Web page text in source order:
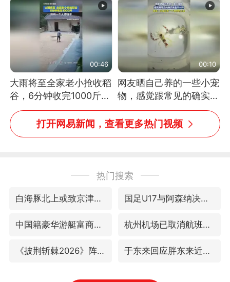
教！
00:46
大雨将至全家老小抢收稻
谷，6分钟收完1000斤，
没有一个人掉链子
00:10
网友晒自己养的一些小宠
物，感觉跟常见的确实有
些不一样
打开网易新闻，查看更多热门视频
热门搜索
白海豚北上或致京津冀暴雨 国足U17与阿森纳决赛取消 并列冠军
中国籍豪华游艇富商之子在泰国被杀 杭州机场已取消航班388架次
《披荆斩棘2026》阵容官宣 于东来回应胖东来近25年老店年底关闭